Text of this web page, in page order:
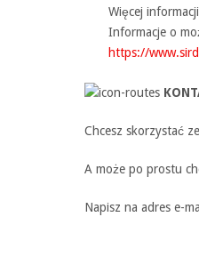
Więcej
Informacje o
https://
Chcesz skorzystać
A może po prostu
Napisz na adres e-